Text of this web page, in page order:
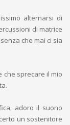
alternarsi di
di matrice
che mai ci sia
che sprecare il mio
adoro il suono
un sostenitore